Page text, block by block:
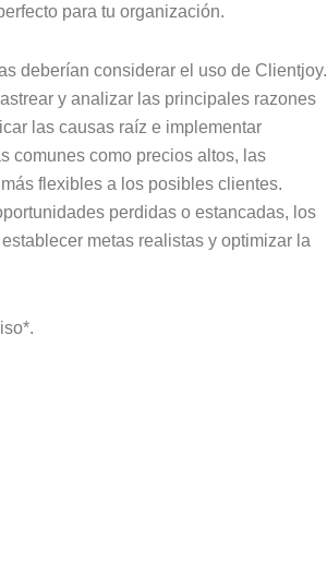
para tu organización.
deberían considerar el uso de Clientjoy.
y analizar las principales razones
las causas raíz e implementar
comunes como precios altos, las
flexibles a los posibles clientes.
perdidas o estancadas, los
metas realistas y optimizar la